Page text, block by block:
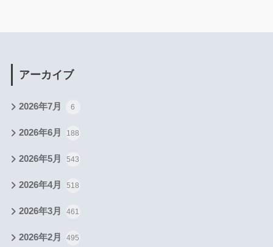
アーカイブ
2026年7月 6
2026年6月 188
2026年5月 543
2026年4月 518
2026年3月 461
2026年2月 495